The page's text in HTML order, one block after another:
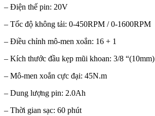
– Điện thế pin: 20V
– Tốc độ không tải: 0-450RPM / 0-1600RPM
– Điều chỉnh mô-men xoắn: 16 + 1
– Kích thước đầu kẹp mũi khoan: 3/8 “(10mm)
– Mô-men xoắn cực đại: 45N.m
– Dung lượng pin: 2.0Ah
– Thời gian sạc: 60 phút